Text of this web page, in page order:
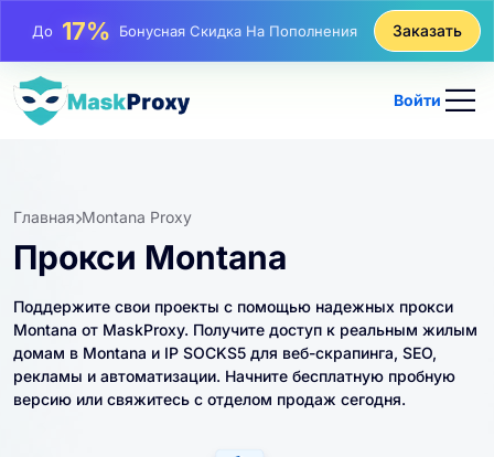
До25%Скидка На Статические Покупки IP
До81%
Заказать
Войти
Главная Montana Proxy
Прокси Montana
Поддержите свои проекты с помощью надежных прокси
Montana от MaskProxy. Получите доступ к реальным жилым
домам в Montana и IP SOCKS5 для веб-скрапинга, SEO,
рекламы и автоматизации. Начните бесплатную пробную
версию или свяжитесь с отделом продаж сегодня.